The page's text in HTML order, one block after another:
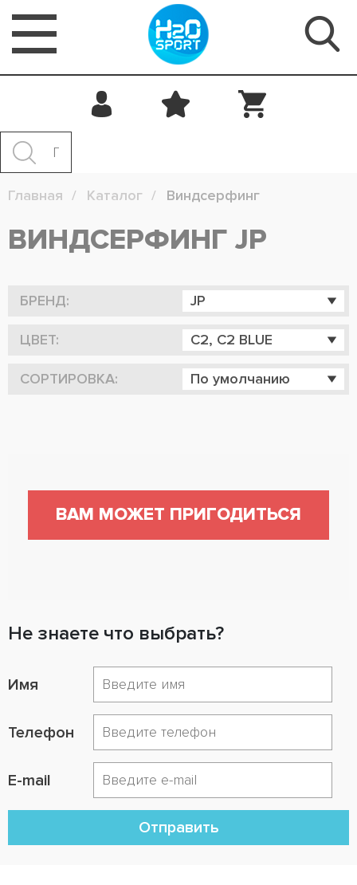
Главная Каталог Виндсерфинг
ВИНДСЕРФИНГ JP
БРЕНД: JP
ЦВЕТ: C2, C2 BLUE
СОРТИРОВКА: По умолчанию
ВАМ МОЖЕТ ПРИГОДИТЬСЯ
Не знаете что выбрать?
Имя
Телефон
E-mail
Отправить